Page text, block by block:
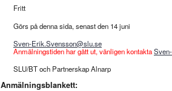
Fritt
Görs på denna sida, senast den 14 juni
Sven-Erik.Svensson@slu.se
Anmälningstiden har gått ut, vänligen kontakta
SLU/BT och Partnerskap Alnarp
Anmälningsblankett: